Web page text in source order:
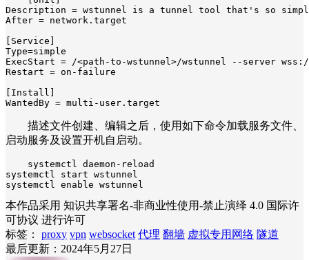
Description = wstunnel is a tunnel tool that's so simple
After = network.target
[Service]
Type=simple
ExecStart = /<path-to-wstunnel>/wstunnel --server
Restart = on-failure
[Install]
WantedBy = multi-user.target
描述文件创建、编辑之后，使用如下命令加载服务文件、
启动服务及设置开机自启动。
systemctl daemon-reload
systemctl start wstunnel
systemctl enable wstunnel
本作品采用 知识共享署名-非商业性使用-禁止演绎 4.0 国际许
可协议 进行许可
标签：
proxy vpn websocket 代理 翻墙 虚拟专用网络 隧道
最后更新：2024年5月27日